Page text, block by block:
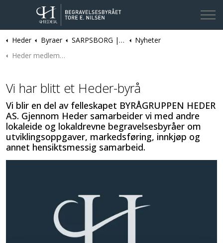
Kontakt oss
Heder Byraer SARPSBORG | Begravelsesbyrået Tore E. Nilsen
Nyheter
Heder medlemskap
Vi har blitt et Heder-byrå
Vi blir en del av felleskapet BYRÅGRUPPEN HEDER
AS. Gjennom Heder samarbeider vi med andre
lokaleide og lokaldrevne begravelsesbyråer om
utviklingsoppgaver, markedsføring, innkjøp og
annet hensiktsmessig samarbeid.